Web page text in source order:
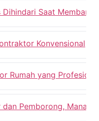
Dihindari Saat
Konvensional
Rumah yang
Pemborong, Mana